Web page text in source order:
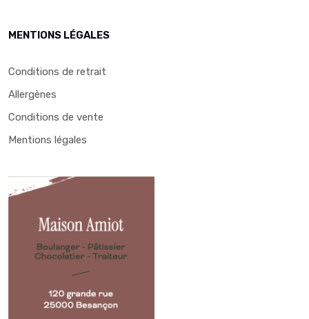
MENTIONS LÉGALES
Conditions de retrait
Allergènes
Conditions de vente
Mentions légales